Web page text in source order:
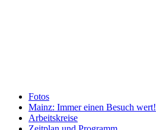
Fotos
Mainz: Immer einen Besuch wert!
Arbeitskreise